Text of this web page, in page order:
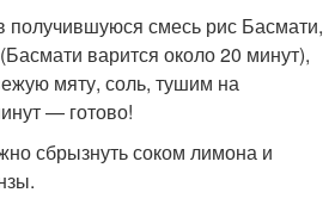
получившуюся смесь рис Басмати,
варится около 20 минут),
мяту, соль, тушим на
— готово!
сбрызнуть соком лимона и